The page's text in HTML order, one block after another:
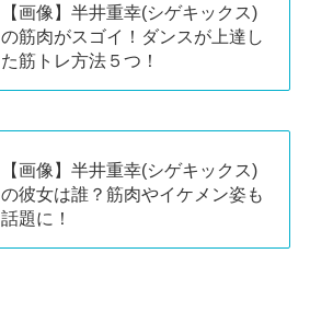
【画像】半井重幸(シゲキックス)
の筋肉がスゴイ！ダンスが上達し
た筋トレ方法５つ！
【画像】半井重幸(シゲキックス)
の彼女は誰？筋肉やイケメン姿も
話題に！